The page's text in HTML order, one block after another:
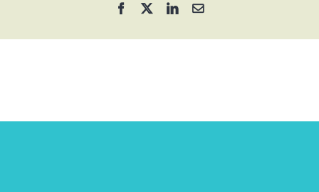
Facebook
X LinkedInCorreo